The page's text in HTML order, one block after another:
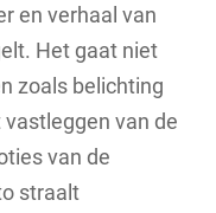
en verhaal van
Het gaat niet
zoals belichting
van de
van de
straalt